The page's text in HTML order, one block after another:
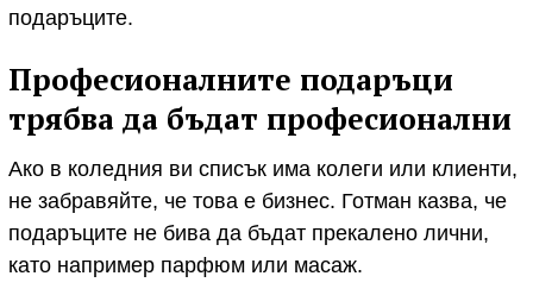
подаръците.
Професионалните подаръци
трябва да бъдат професионални
Ако в коледния ви списък има колеги или клиенти,
не забравяйте, че това е бизнес. Готман казва, че
подаръците не бива да бъдат прекалено лични,
като например парфюм или масаж.